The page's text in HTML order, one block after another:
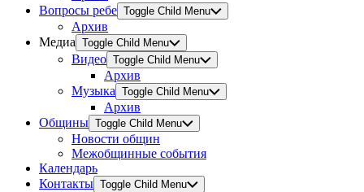
Вопросы ребе Toggle Child Menu
Архив
Медиа Toggle Child Menu
Видео Toggle Child Menu
Архив
Музыка Toggle Child Menu
Архив
Общины Toggle Child Menu
Новости общин
Межобщинные события
Календарь
Контакты Toggle Child Menu